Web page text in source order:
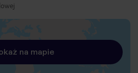
na mapie